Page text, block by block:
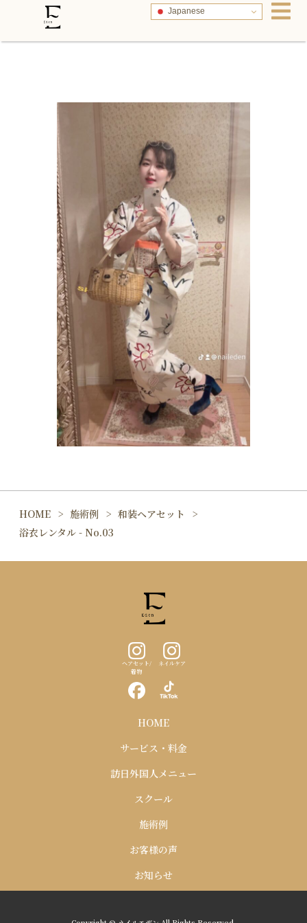
Japanese
HOME 施術例
和装ヘアセット
浴衣レンタル - No.03
ヘアセット/
着物
ネイルケア
HOME
サービス・料金
訪日外国人メニュー
スクール
施術例
お客様の声
お知らせ